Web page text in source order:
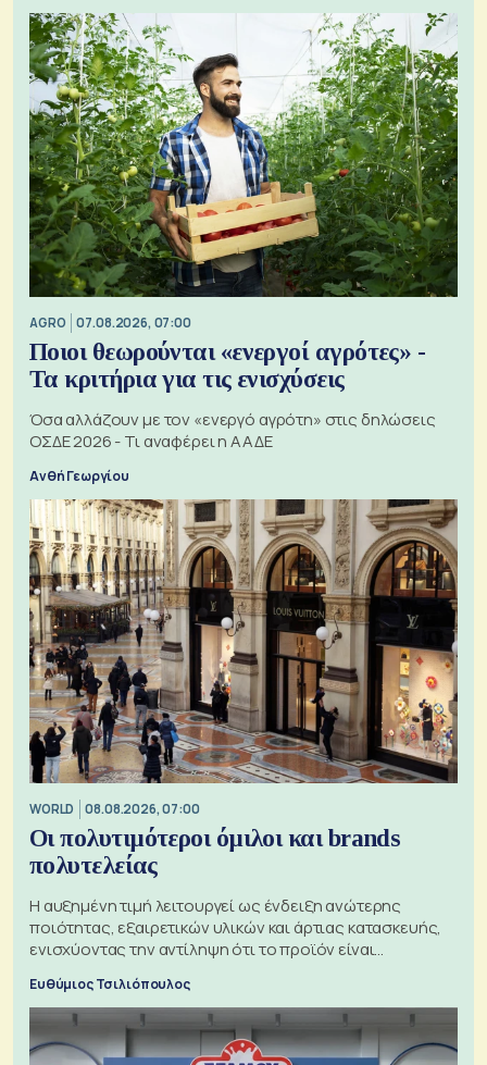
AGRO 07.08.2026, 07:00
Ποιοι θεωρούνται «ενεργοί αγρότες» -
Τα κριτήρια για τις ενισχύσεις
Όσα αλλάζουν με τον «ενεργό αγρότη» στις δηλώσεις
ΟΣΔΕ 2026 - Τι αναφέρει η ΑΑΔΕ
Ανθή Γεωργίου
WORLD 08.08.2026, 07:00
Οι πολυτιμότεροι όμιλοι και brands
πολυτελείας
Η αυξημένη τιμή λειτουργεί ως ένδειξη ανώτερης
ποιότητας, εξαιρετικών υλικών και άρτιας κατασκευής,
ενισχύοντας την αντίληψη ότι το προϊόν είναι
Ευθύμιος Τσιλιόπουλος